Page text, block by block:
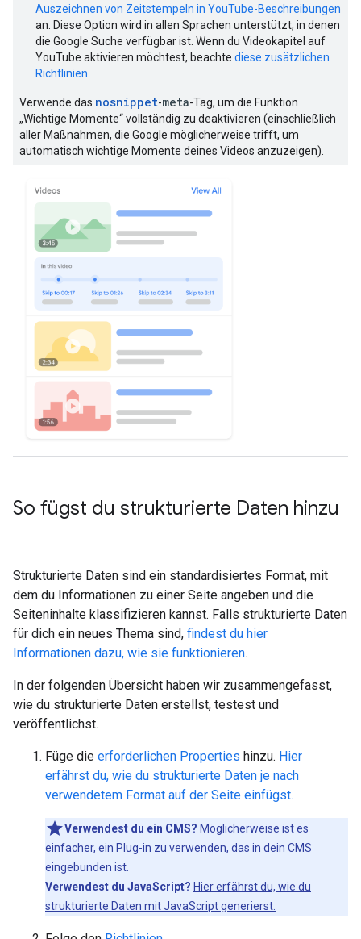
Auszeichnen von Zeitstempeln in YouTube-Beschreibungen
an. Diese Option wird in allen Sprachen unterstützt, in denen
die Google Suche verfügbar ist. Wenn du Videokapitel auf
YouTube aktivieren möchtest, beachte diese zusätzlichen
Richtlinien
Verwende das nosnippet-meta-Tag, um die Funktion
„Wichtige Momente“ vollständig zu deaktivieren (einschließlich
aller Maßnahmen, die Google möglicherweise trifft, um
automatisch wichtige Momente deines Videos anzuzeigen).
So fügst du strukturierte Daten hinzu
Strukturierte Daten sind ein standardisiertes Format, mit
dem du Informationen zu einer Seite angeben und die
Seiteninhalte klassifizieren kannst. Falls strukturierte Daten
für dich ein neues Thema sind, findest du hier
Informationen dazu, wie sie funktionieren.
In der folgenden Übersicht haben wir zusammengefasst,
wie du strukturierte Daten erstellst, testest und
veröffentlichst.
Füge die erforderlichen Properties hinzu. Hier
erfährst du, wie du strukturierte Daten je nach
verwendetem Format auf der Seite einfügst.
Verwendest du ein CMS? Möglicherweise ist es
einfacher, ein Plug-in zu verwenden, das in dein CMS
eingebunden ist.
Verwendest du JavaScript? Hier erfährst du, wie du
strukturierte Daten mit JavaScript generierst.